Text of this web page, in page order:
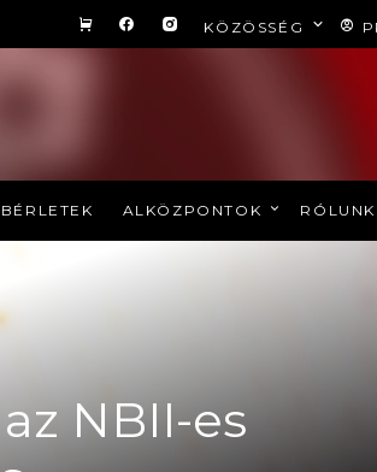
KÖZÖSSÉG
ALKÖZPONTOK RÓLUNK
NBII-es